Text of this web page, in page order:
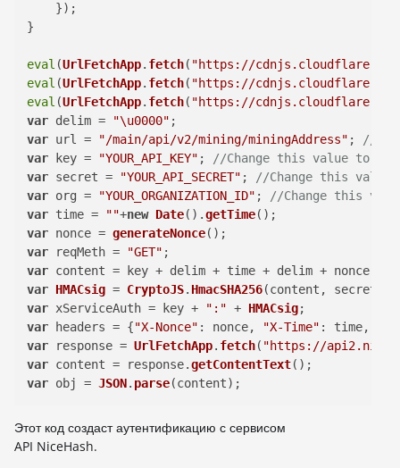
    });
}
eval (UrlFetchApp. fetch( "https://
eval (UrlFetchApp. fetch( "https://
eval (UrlFetchApp. fetch( "https://
var delim = "\u0000"
var url = "/main/api/v2/mining/miningAddress" ; //
var key = "YOUR_API_KEY" ; //Change this value to
var secret = "YOUR_API_SECRET" ; //Change this value
var org = "YOUR_ORGANIZATION_ID" ; //Change this
var time = ""+new Date().getTime
var nonce = generateNonce
var reqMeth = "GET"
var
var HMACsig = CryptoJS. HmacSHA256
var xServiceAuth = key + ":" + HMACsig
var headers = {"X-Nonce" : nonce, "X-Time" : time,
var response = UrlFetchApp. fetch( "https://
var content = response.getContentText
var obj = JSON. parse(content);
Этот код создаст аутентификацию с сервисом
API NiceHash.